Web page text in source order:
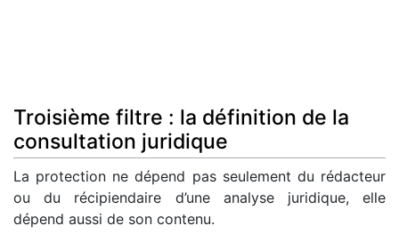
Troisième filtre : la définition de la
consultation juridique
La protection ne dépend pas seulement du rédacteur
ou du récipiendaire d’une analyse juridique, elle
dépend aussi de son contenu.